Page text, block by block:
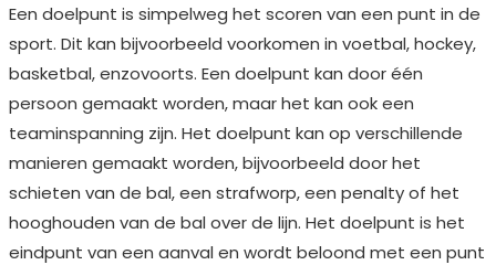
Een doelpunt is simpelweg het scoren van een punt in de
sport. Dit kan bijvoorbeeld voorkomen in voetbal, hockey,
basketbal, enzovoorts. Een doelpunt kan door één
persoon gemaakt worden, maar het kan ook een
teaminspanning zijn. Het doelpunt kan op verschillende
manieren gemaakt worden, bijvoorbeeld door het
schieten van de bal, een strafworp, een penalty of het
hooghouden van de bal over de lijn. Het doelpunt is het
eindpunt van een aanval en wordt beloond met een punt